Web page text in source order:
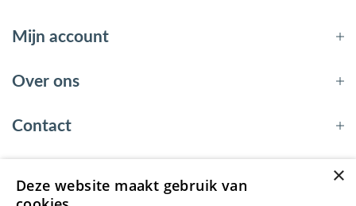
Mijn account
Over ons
Contact
© 2026 - EnergyBy
×
Deze website maakt gebruik van